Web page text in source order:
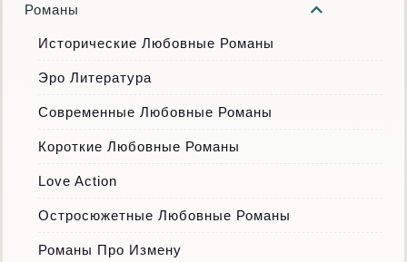
Романы
Исторические Любовные Романы
Эро Литература
Современные Любовные Романы
Короткие Любовные Романы
Love Action
Остросюжетные Любовные Романы
Романы Про Измену